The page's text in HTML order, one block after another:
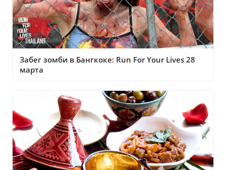
Забег зомби в Бангкоке: Run For Your Lives 28
марта